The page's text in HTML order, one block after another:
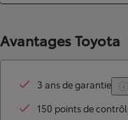
Avantages Toyota
3 ans de garantie
150 points de